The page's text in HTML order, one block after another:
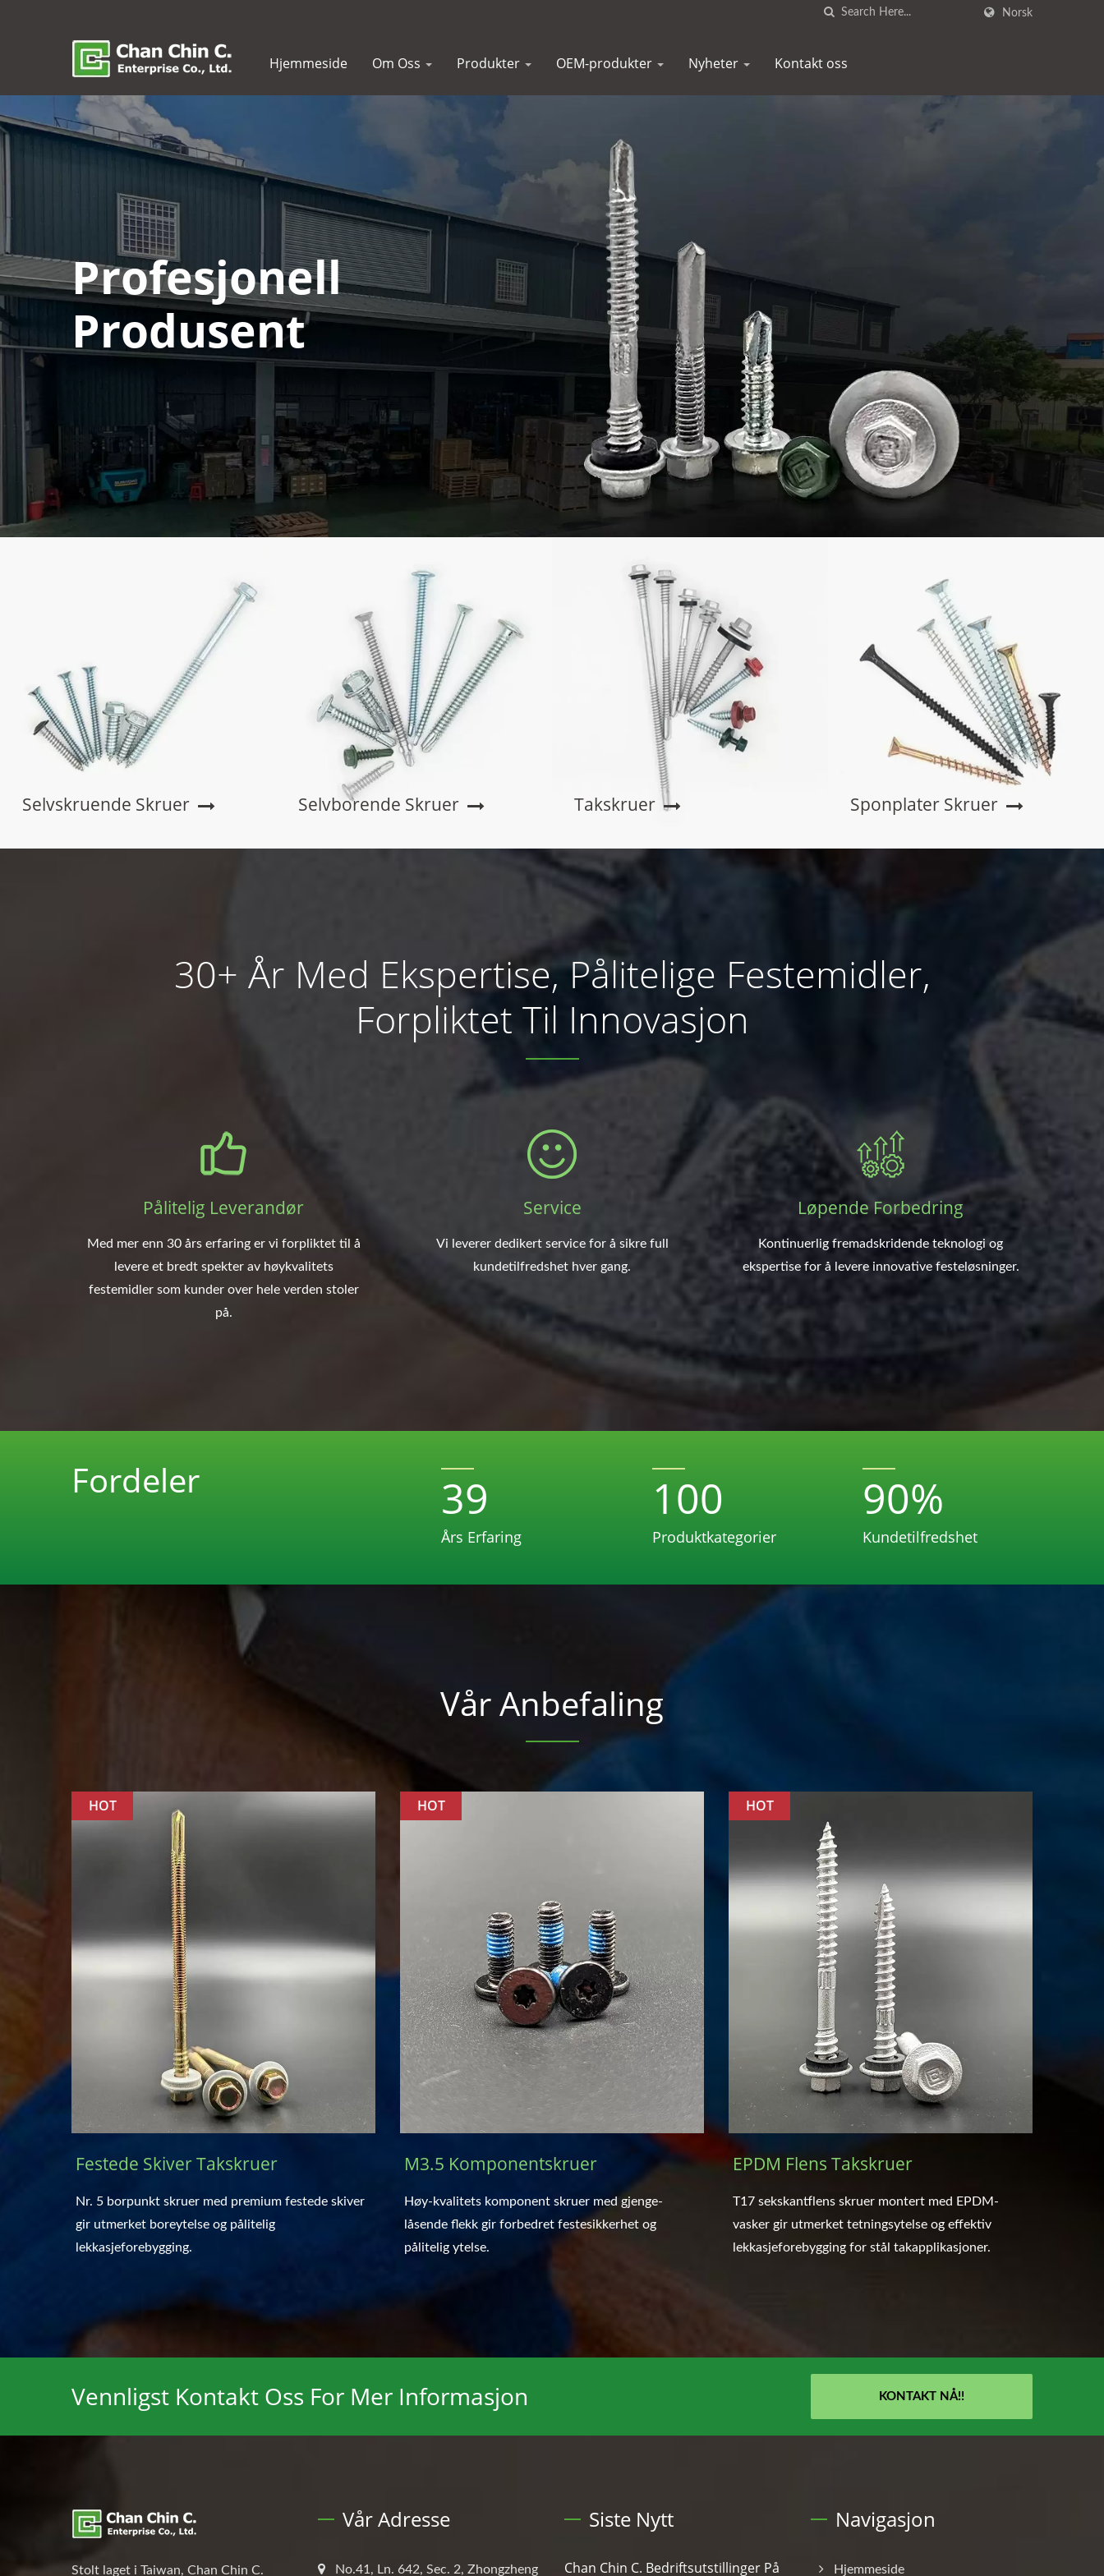
Norsk
Hjemmeside Om Oss Produkter OEM-produkter Nyheter Kontakt oss
Profesjonell
Produsent
Selvskruende Skruer Selvborende Skruer Takskruer Sponplater Skruer
30+ År Med Ekspertise, Pålitelige Festemidler,
Forpliktet Til Innovasjon
Pålitelig Leverandør
Med mer enn 30 års erfaring er vi forpliktet til å
levere et bredt spekter av høykvalitets
festemidler som kunder over hele verden stoler
på.
Service
Vi leverer dedikert service for å sikre full
kundetilfredshet hver gang.
Løpende Forbedring
Kontinuerlig fremadskridende teknologi og
ekspertise for å levere innovative festeløsninger.
Fordeler 39
Års Erfaring
100
Produktkategorier
90%
Kundetilfredshet
Vår Anbefaling
HOT
Festede Skiver Takskruer
Nr. 5 borpunkt skruer med premium festede skiver
gir utmerket boreytelse og pålitelig
lekkasjeforebygging.
HOT
M3.5 Komponentskruer
Høy-kvalitets komponent skruer med gjenge-
låsende flekk gir forbedret festesikkerhet og
pålitelig ytelse.
HOT
EPDM Flens Takskruer
T17 sekskantflens skruer montert med EPDM-
vasker gir utmerket tetningsytelse og effektiv
lekkasjeforebygging for stål takapplikasjoner.
Vennligst Kontakt Oss For Mer Informasjon KONTAKT NÅ!!
Stolt laget i Taiwan, Chan Chin C.
Vår Adresse
No.41, Ln. 642, Sec. 2, Zhongzheng
Siste Nytt
Chan Chin C. Bedriftsutstillinger På
Navigasjon
Hjemmeside